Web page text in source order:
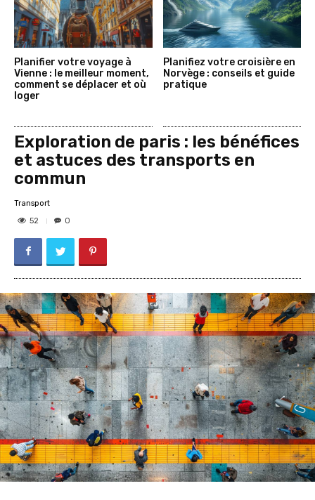
Planifier votre voyage à
Vienne : le meilleur moment,
comment se déplacer et où
loger
Planifiez votre croisière en
Norvège : conseils et guide
pratique